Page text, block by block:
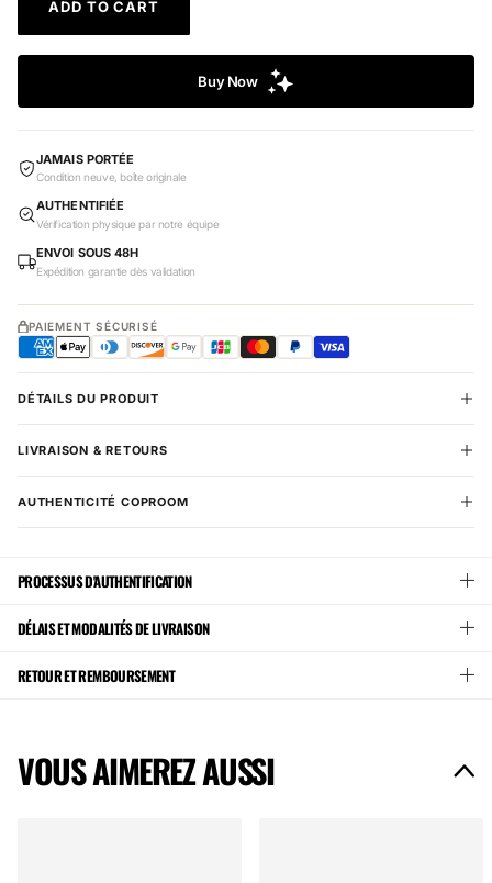
ADD TO CART
JAMAIS PORTÉE
Condition neuve, boîte originale
AUTHENTIFIÉE
Vérification physique par notre équipe
ENVOI SOUS 48H
Expédition garantie dès validation
PAIEMENT SÉCURISÉ
DÉTAILS DU PRODUIT
LIVRAISON & RETOURS
AUTHENTICITÉ COPROOM
PROCESSUS D'AUTHENTIFICATION
DÉLAIS ET MODALITÉS DE LIVRAISON
RETOUR ET REMBOURSEMENT
VOUS AIMEREZ AUSSI